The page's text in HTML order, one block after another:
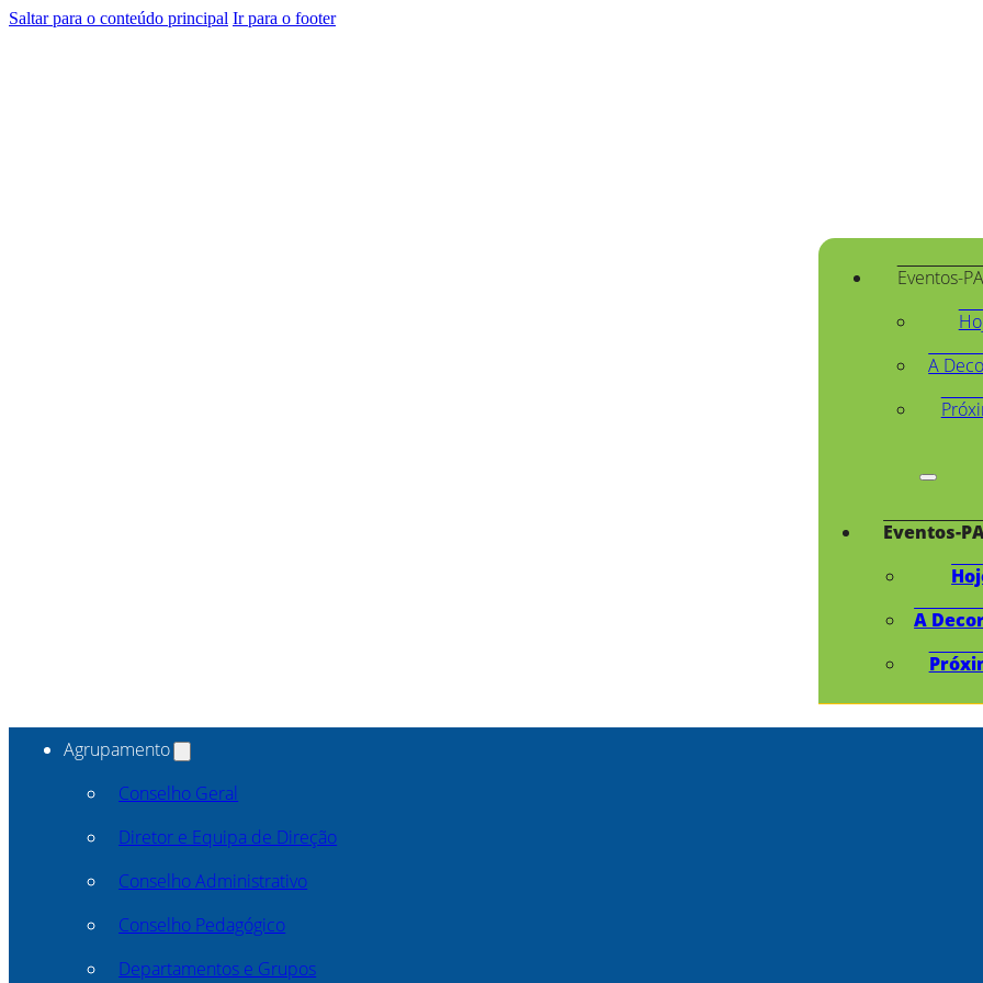
Saltar para o conteúdo principal Ir para o footer
Eventos-
A
Eventos-
A
Agrupamento
Conselho Geral
Diretor e Equipa de Direção
Conselho Administrativo
Conselho Pedagógico
Departamentos e Grupos